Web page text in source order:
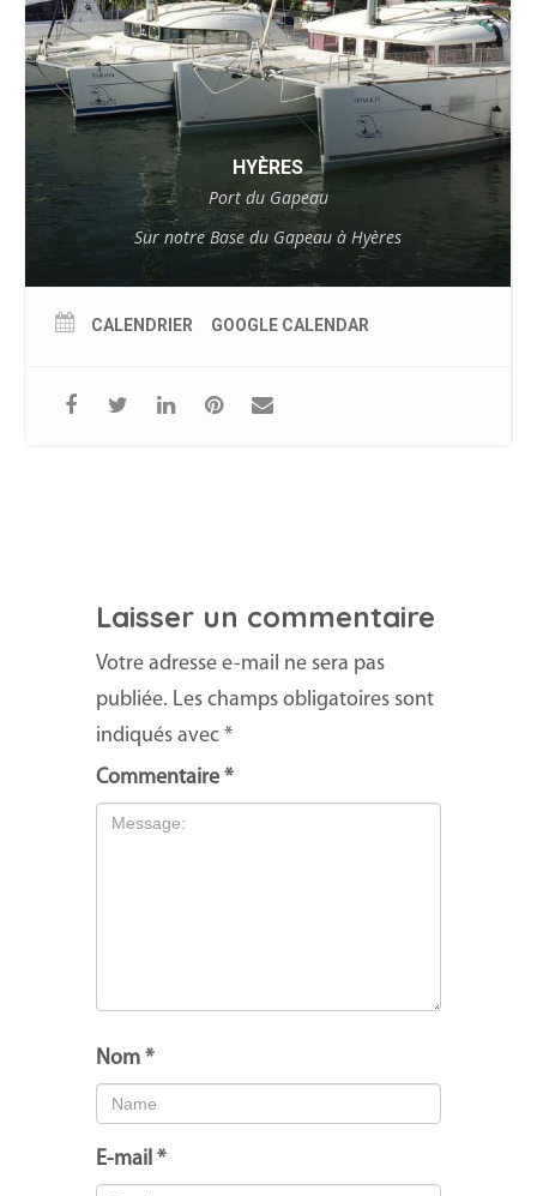
HYÈRES
Port du Gapeau
Sur notre Base du Gapeau à Hyères
CALENDRIER GOOGLE CALENDAR
Laisser un commentaire
Votre adresse e-mail ne sera pas
publiée. Les champs obligatoires sont
indiqués avec *
Commentaire *
Nom *
E-mail *